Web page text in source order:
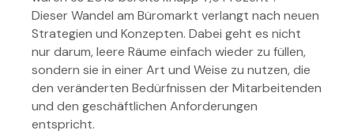
Dieser Wandel am Büromarkt verlangt nach neuen
Strategien und Konzepten. Dabei geht es nicht
nur darum, leere Räume einfach wieder zu füllen,
sondern sie in einer Art und Weise zu nutzen, die
den veränderten Bedürfnissen der Mitarbeitenden
und den geschäftlichen Anforderungen
entspricht.